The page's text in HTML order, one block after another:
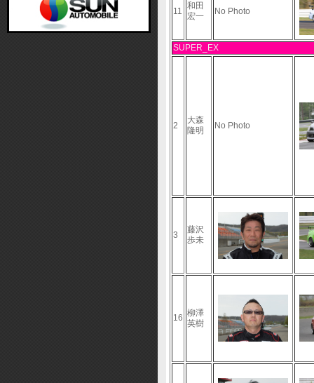
11
和田
宏一
No Photo
SUPER_EX
2
大森
隆明
No Photo
3
藤沢
歩未
16 柳澤
英樹